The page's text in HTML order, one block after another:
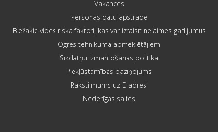
Vakances
Personas datu apstrāde
Biežākie vides riska faktori, kas var izraisīt nelaimes gadījumus
Ogres tehnikuma apmeklētājiem
Sīkdatņu izmantošanas politika
Piekļūstamības paziņojums
Raksti mums uz E-adresi
Noderīgas saites